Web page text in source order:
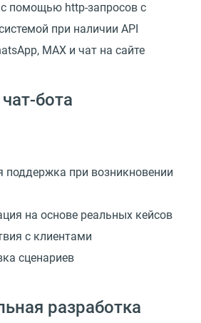
помощью http-запросов с
при наличии API
MAX и чат на сайте
бота
поддержка при возникновении
на основе реальных кейсов
с клиентами
сценариев
разработка